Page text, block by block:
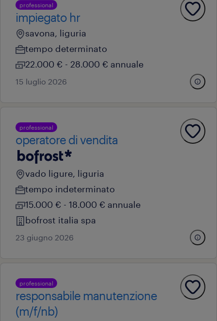
professional
impiegato hr
savona, liguria
tempo determinato
22.000 € - 28.000 € annuale
15 luglio 2026
professional
operatore di vendita
vado ligure, liguria
tempo indeterminato
15.000 € - 18.000 € annuale
bofrost italia spa
23 giugno 2026
professional
responsabile manutenzione
(m/f/nb)